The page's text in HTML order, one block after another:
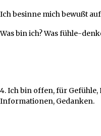
Ich besinne mich bewußt
Was bin ich? Was fühle-
4. Ich bin offen, für
Informationen, Gedanken.